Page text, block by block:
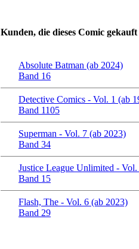
Kunden, die dieses Comic
Absolute Batman (ab 2024)
Band 16
Detective Comics - Vol. 1 (ab
Band 1105
Superman - Vol. 7 (ab 2023)
Band 34
Justice League Unlimited -
Band 15
Flash, The - Vol. 6 (ab 2023)
Band 29